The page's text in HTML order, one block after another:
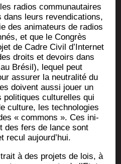
radios com­mu­nau­taires
dans leurs reven­di­ca­tions,
des ani­ma­teurs de radios
et que le Congrès
de Cadre Civil d’Internet
droits et devoirs dans
Bré­sil), lequel peut
assu­rer la neu­tra­li­té du
doivent aus­si jouer un
poli­tiques cultu­relles qui
culture, les tech­no­lo­gies
« com­mons ». Ces ini­
des fers de lance sont
recul aujourd’hui.
à des pro­jets de lois, à